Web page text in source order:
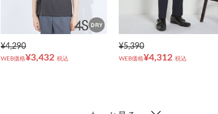
¥4,290
WEB価格¥3,432 税込
¥5,390
WEB価格¥4,312 税込